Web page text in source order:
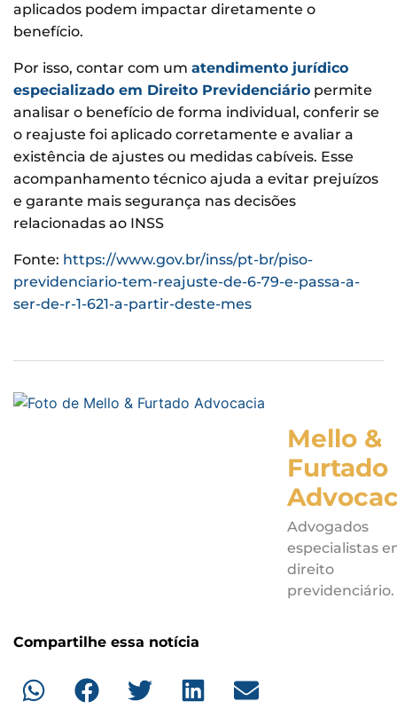
aplicados podem impactar diretamente o
benefício.
Por isso, contar com um atendimento jurídico
especializado em Direito Previdenciário permite
analisar o benefício de forma individual, conferir se
o reajuste foi aplicado corretamente e avaliar a
existência de ajustes ou medidas cabíveis. Esse
acompanhamento técnico ajuda a evitar prejuízos
e garante mais segurança nas decisões
relacionadas ao INSS
Fonte: https://www.gov.br/inss/pt-br/piso-
previdenciario-tem-reajuste-de-6-79-e-passa-a-
ser-de-r-1-621-a-partir-deste-mes
Mello &
Furtado
Advogados
especialistas
direito
previdenciário.
Compartilhe essa notícia